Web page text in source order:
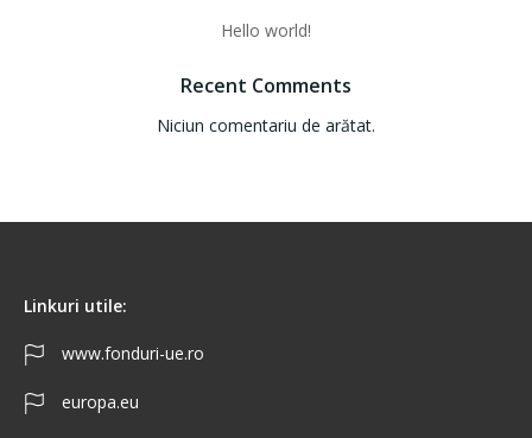
Hello world!
Recent Comments
Niciun comentariu de arătat.
Linkuri utile:
www.fonduri-ue.ro
europa.eu